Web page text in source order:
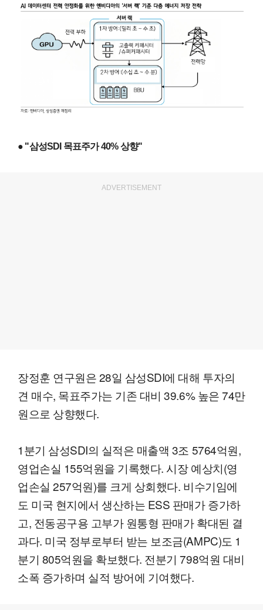
● "삼성SDI 목표주가 40% 상향"
ADVERTISEMENT
장정훈 연구원은 28일 삼성SDI에 대해 투자의
견 매수, 목표주가는 기존 대비 39.6% 높은 74만
원으로 상향했다.
1분기 삼성SDI의 실적은 매출액 3조 5764억원,
영업손실 155억원을 기록했다. 시장 예상치(영
업손실 257억원)를 크게 상회했다. 비수기임에
도 미국 현지에서 생산하는 ESS 판매가 증가하
고, 전동공구용 고부가 원통형 판매가 확대된 결
과다. 미국 정부로부터 받는 보조금(AMPC)도 1
분기 805억원을 확보했다. 전분기 798억원 대비
소폭 증가하며 실적 방어에 기여했다.